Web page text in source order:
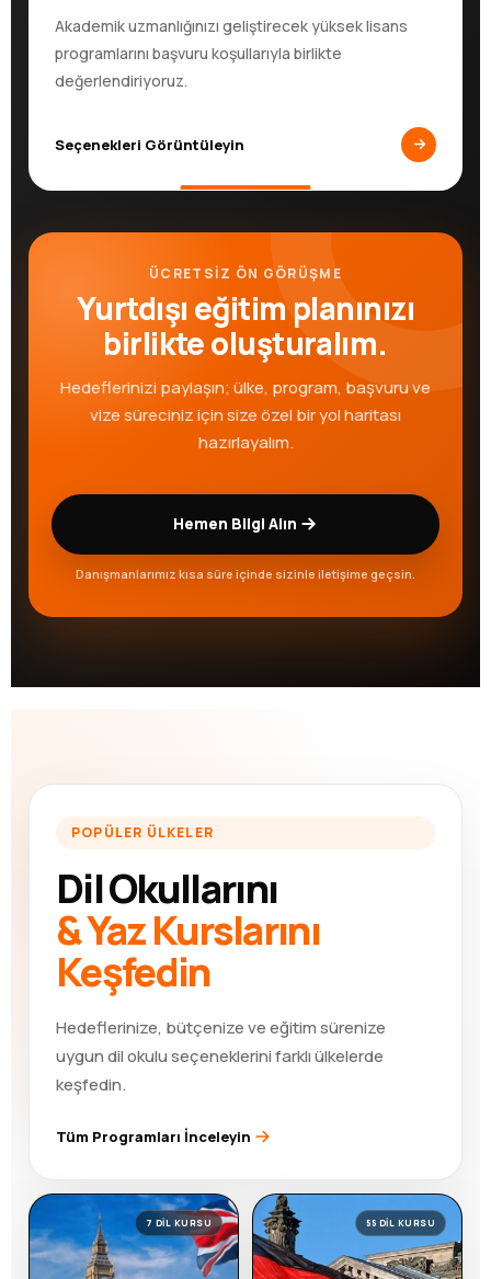
Akademik uzmanlığınızı geliştirecek yüksek lisans
programlarını başvuru koşullarıyla birlikte
değerlendiriyoruz.
Seçenekleri Görüntüleyin
ÜCRETSİZ ÖN GÖRÜŞME
Yurtdışı eğitim planınızı
birlikte oluşturalım.
Hedeflerinizi paylaşın; ülke, program, başvuru ve
vize süreciniz için size özel bir yol haritası
hazırlayalım.
Hemen Bilgi Alın
Danışmanlarımız kısa süre içinde sizinle iletişime geçsin.
POPÜLER ÜLKELER
Dil Okullarını
& Yaz Kurslarını
Keşfedin
Hedeflerinize, bütçenize ve eğitim sürenize
uygun dil okulu seçeneklerini farklı ülkelerde
keşfedin.
Tüm Programları İnceleyin
7 DIL KURSU 55 DIL KURSU